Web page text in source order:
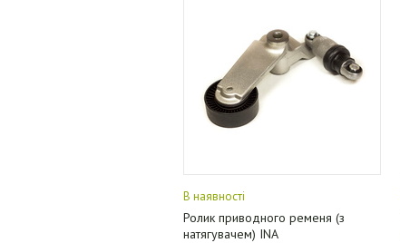
В наявності
Ролик приводного ременя (з
натягувачем) INA